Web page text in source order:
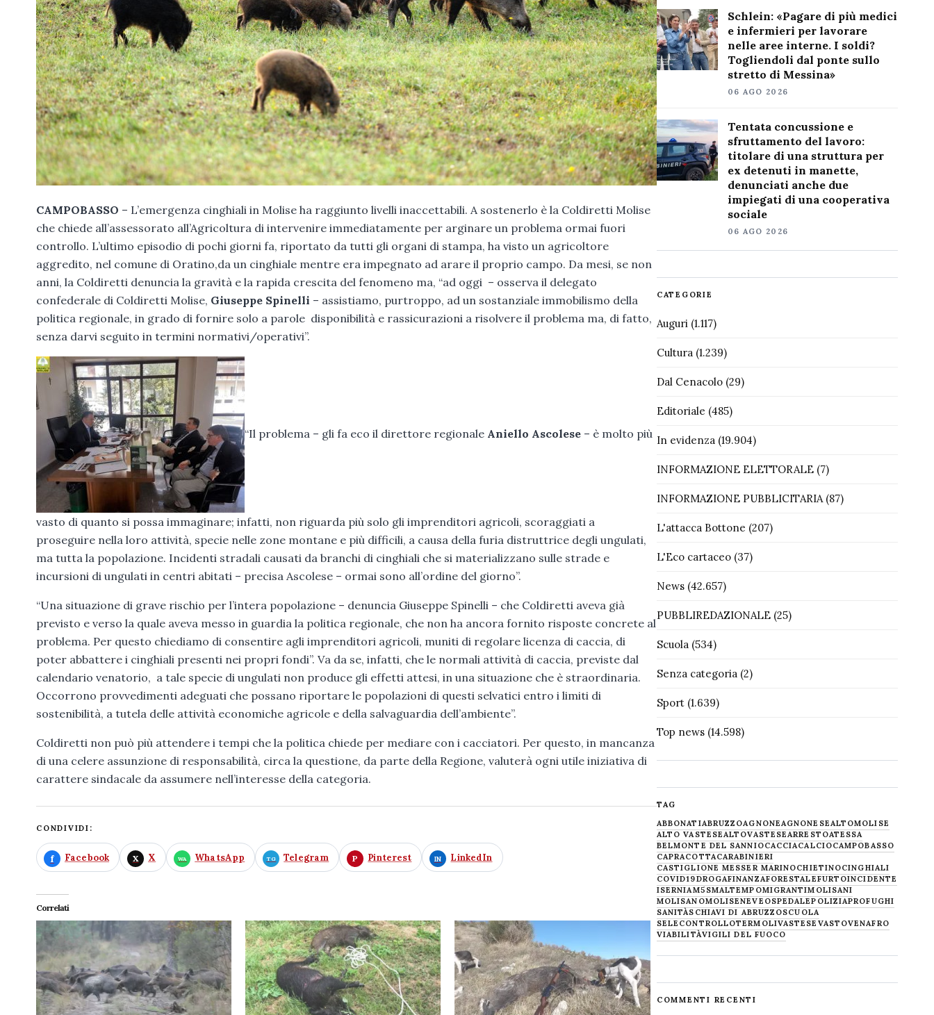
CAMPOBASSO – L’emergenza cinghiali in Molise ha raggiunto livelli inaccettabili. A sostenerlo è la Coldiretti Molise
che chiede all’assessorato all’Agricoltura di intervenire immediatamente per arginare un problema ormai fuori
controllo. L’ultimo episodio di pochi giorni fa, riportato da tutti gli organi di stampa, ha visto un agricoltore
aggredito, nel comune di Oratino,da un cinghiale mentre era impegnato ad arare il proprio campo. Da mesi, se non
anni, la Coldiretti denuncia la gravità e la rapida crescita del fenomeno ma, “ad oggi – osserva il delegato
confederale di Coldiretti Molise, Giuseppe Spinelli – assistiamo, purtroppo, ad un sostanziale immobilismo della
politica regionale, in grado di fornire solo a parole disponibilità e rassicurazioni a risolvere il problema ma, di fatto,
senza darvi seguito in termini normativi/operativi”.
“Il problema – gli fa eco il direttore regionale Aniello Ascolese – è molto più
vasto di quanto si possa immaginare; infatti, non riguarda più solo gli imprenditori agricoli, scoraggiati a
proseguire nella loro attività, specie nelle zone montane e più difficili, a causa della furia distruttrice degli ungulati,
ma tutta la popolazione. Incidenti stradali causati da branchi di cinghiali che si materializzano sulle strade e
incursioni di ungulati in centri abitati – precisa Ascolese – ormai sono all’ordine del giorno”.
“Una situazione di grave rischio per l’intera popolazione – denuncia Giuseppe Spinelli – che Coldiretti aveva già
previsto e verso la quale aveva messo in guardia la politica regionale, che non ha ancora fornito risposte concrete al
problema. Per questo chiediamo di consentire agli imprenditori agricoli, muniti di regolare licenza di caccia, di
poter abbattere i cinghiali presenti nei propri fondi”. Va da se, infatti, che le normali attività di caccia, previste dal
calendario venatorio, a tale specie di ungulati non produce gli effetti attesi, in una situazione che è straordinaria.
Occorrono provvedimenti adeguati che possano riportare le popolazioni di questi selvatici entro i limiti di
sostenibilità, a tutela delle attività economiche agricole e della salvaguardia dell’ambiente”.
Coldiretti non può più attendere i tempi che la politica chiede per mediare con i cacciatori. Per questo, in mancanza
di una celere assunzione di responsabilità, circa la questione, da parte della Regione, valuterà ogni utile iniziativa di
carattere sindacale da assumere nell’interesse della categoria.
CONDIVIDI:
Facebook X WhatsApp Telegram Pinterest LinkedIn
Correlati
Schlein: «Pagare di più medici
e infermieri per lavorare
nelle aree interne. I soldi?
Togliendoli dal ponte sullo
stretto di Messina»
06 AGO 2026
Tentata concussione e
sfruttamento del lavoro:
titolare di una struttura per
ex detenuti in manette,
denunciati anche due
impiegati di una cooperativa
sociale
06 AGO 2026
CATEGORIE
Auguri(1.117)
Cultura(1.239)
Dal Cenacolo(29)
Editoriale (485)
In evidenza(19.904)
INFORMAZIONE ELETTORALE(7)
INFORMAZIONE PUBBLICITARIA(87)
L'attacca Bottone (207)
L'Eco cartaceo(37)
News(42.657)
PUBBLIREDAZIONALE(25)
Scuola(534)
Senza categoria(2)
Sport(1.639)
Top news(14.598)
TAG
ABBONATIABRUZZOAGNONEAGNONESEALTOMOLISE
ALTO VASTESEALTOVASTESEARRESTOATESSA
BELMONTE DEL SANNIOCACCIACALCIOCAMPOBASSO
CAPRACOTTACARABINIERI
CASTIGLIONE MESSER MARINOCHIETINOCINGHIALI
COVID19DROGAFINANZAFORESTALEFURTOINCIDENTE
ISERNIAM5SMALTEMPOMIGRANTIMOLISANI
MOLISANOMOLISENEVE OSPEDALEPOLIZIAPROFUGHI
SANITÀSCHIAVI DI ABRUZZOSCUOLA
SELECONTROLLOTERMOLIVASTESE VASTOVENAFRO
VIABILITÀVIGILI DEL FUOCO
COMMENTI RECENTI